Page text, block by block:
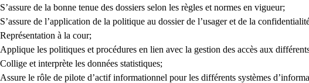
S’assure de la bonne tenue des dossiers selon les règles et normes en vigueur;
S’assure de l’application de la politique au dossier de l’usager et de la
Représentation à la cour;
Applique les politiques et procédures en lien avec la gestion des accès aux
Collige et interprète les données statistiques;
Assure le rôle de pilote d’actif informationnel pour les différents systèmes